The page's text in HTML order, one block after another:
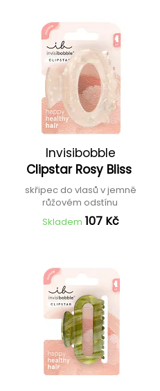
Invisibobble
Clipstar Rosy Bliss
skřipec do vlasů v jemně
růžovém odstínu
Skladem 107 Kč